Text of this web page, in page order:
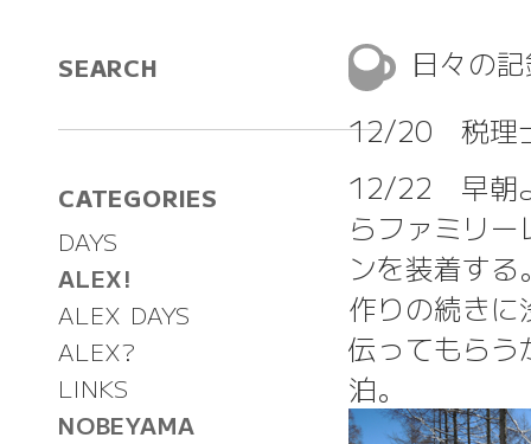
SEARCH
CATEGORIES
DAYS
ALEX!
ALEX DAYS
ALEX?
LINKS
NOBEYAMA
日々の
12/20 税理
12/22 早朝
らファミリ
ンを装着す
作りの続き
伝ってもらう
泊。